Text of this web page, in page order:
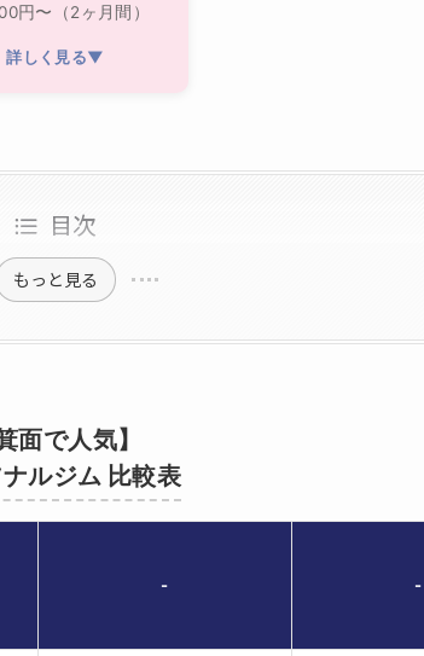
円〜（2ヶ月間）
詳しく見る▼
目次
もっと見る
面で人気】
ルジム 比較表
- -